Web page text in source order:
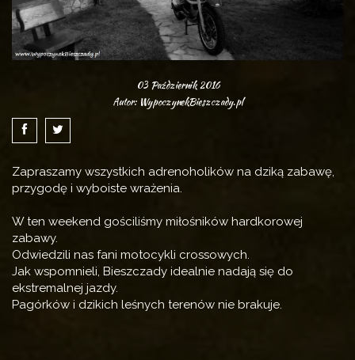
03 Październik 2016
Autor: WypoczynekBieszczady.pl
Zapraszamy wszystkich adrenoholików na dziką zabawę,
przygodę i wyboiste wrażenia.
W ten weekend gościliśmy miłośników hardkorowej
zabawy.
Odwiedzili nas fani motocykli crossowych.
Jak wspomnieli, Bieszczady idealnie nadają się do
ekstremalnej jazdy.
Pagórków i dzikich leśnych terenów nie brakuje.